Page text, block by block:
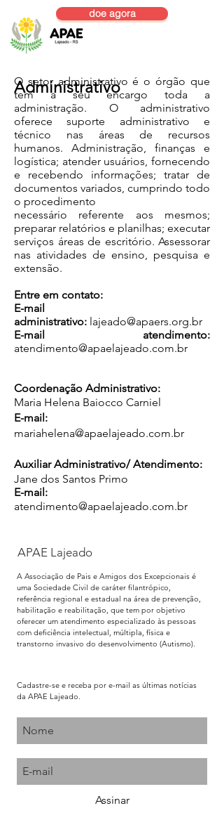
doe agora
Administrativo
O setor administrativo é o órgão que
tem a seu encargo toda a
administração. O administrativo
oferece suporte administrativo e
técnico nas áreas de recursos
humanos. Administração, finanças e
logística; atender usuários, fornecendo
e recebendo informações; tratar de
documentos variados, cumprindo todo
o procedimento
necessário referente aos mesmos;
preparar relatórios e planilhas; executar
serviços áreas de escritório. Assessorar
nas atividades de ensino, pesquisa e
extensão.
Entre em contato:
E-mail
administrativo: lajeado@apaers.org.br
E-mail atendimento:
atendimento@apaelajeado.com.br
Coordenação Administrativo:
Maria Helena Baiocco Carniel
E-mail:
mariahelena@apaelajeado.com.br
Auxiliar Administrativo/ Atendimento:
Jane dos Santos Primo
E-mail:
atendimento@apaelajeado.com.br
APAE Lajeado
A Associação de Pais e Amigos dos Excepcionais é
uma Sociedade Civil de caráter filantrópico,
referência regional e estadual na área de prevenção,
habilitação e reabilitação, que tem por objetivo
oferecer um atendimento especializado às pessoas
com deficiência intelectual, múltipla, física e
transtorno invasivo do desenvolvimento (Autismo).
Cadastre-se e receba por e-mail as últimas notícias
da APAE Lajeado.
Assinar